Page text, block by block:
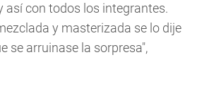
así con todos los integrantes.
y masterizada se lo dije
se arruinase la sorpresa",